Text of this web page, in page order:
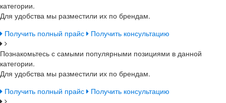
категории.
Для удобства мы разместили их по брендам.
Получить полный прайс
Получить консультацию
Познакомьтесь с самыми популярными позициями в данной
категории.
Для удобства мы разместили их по брендам.
Получить полный прайс
Получить консультацию